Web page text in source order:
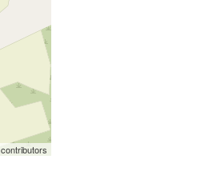
contributors